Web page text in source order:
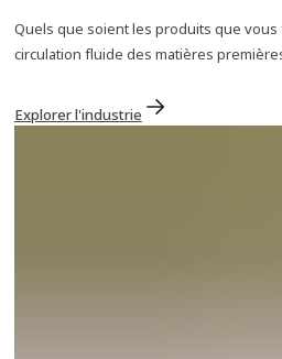
Quels que soient les produits que
circulation fluide des matières
Explorer l'industrie